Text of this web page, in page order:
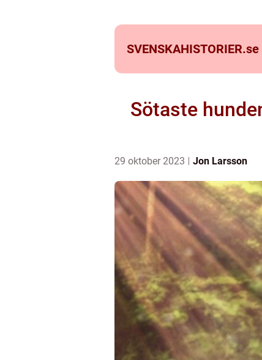
SVENSKAHISTORIER.se
Sötaste
29 oktober 2023 Jon Larsson